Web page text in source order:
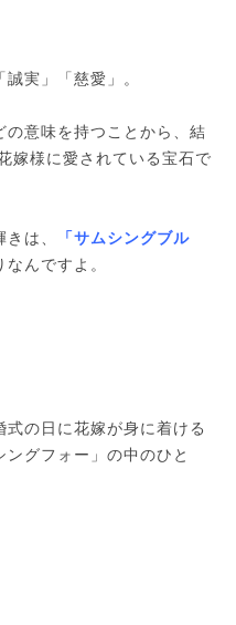
実」「慈愛」。
の意味を持つことから、結
嫁様に愛されている宝石で
は、
「サムシングブル
んですよ。
式の日に花嫁が身に着ける
グフォー」の中のひと